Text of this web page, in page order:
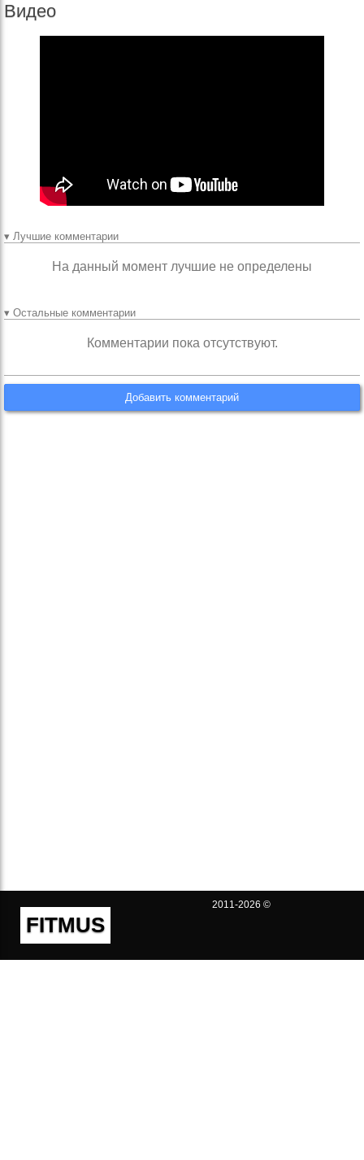
Видео
▾ Лучшие комментарии
На данный момент лучшие не определены
▾ Остальные комментарии
Комментарии пока отсутствуют.
Добавить комментарий
FITMUS
2011-2026 ©